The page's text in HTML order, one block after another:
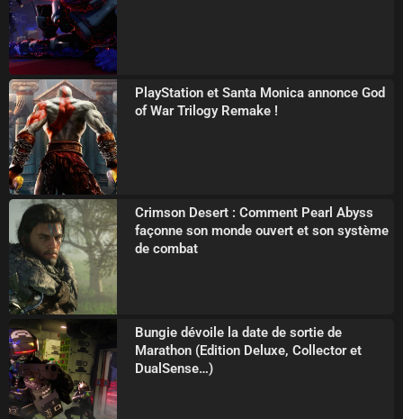
PlayStation et Santa Monica annonce God
of War Trilogy Remake !
Crimson Desert : Comment Pearl Abyss
façonne son monde ouvert et son système
de combat
Bungie dévoile la date de sortie de
Marathon (Edition Deluxe, Collector et
DualSense…)